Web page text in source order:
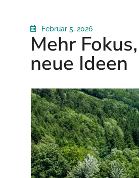
Februar 5, 2026
Mehr
neue Ideen